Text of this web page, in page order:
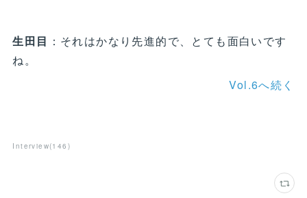
生田目 ：それはかなり先進的で、とても面白いです
ね。
Vol.6へ続く
Interview(146 )